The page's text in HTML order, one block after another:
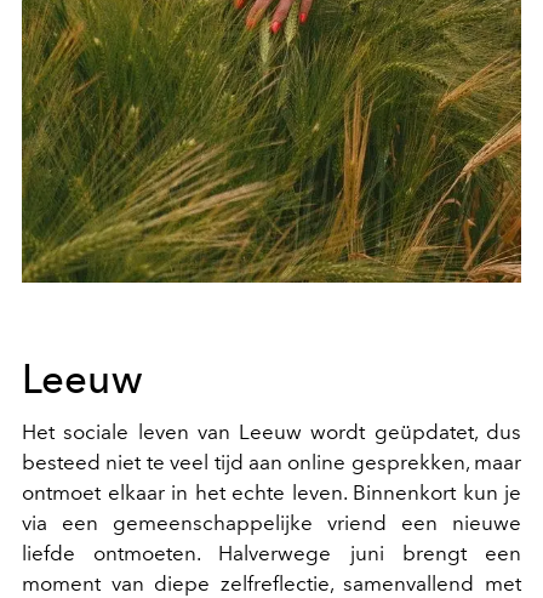
Leeuw
Het sociale leven van Leeuw wordt geüpdatet, dus
besteed niet te veel tijd aan online gesprekken, maar
ontmoet elkaar in het echte leven. Binnenkort kun je
via een gemeenschappelijke vriend een nieuwe
liefde ontmoeten. Halverwege juni brengt een
moment van diepe zelfreflectie, samenvallend met